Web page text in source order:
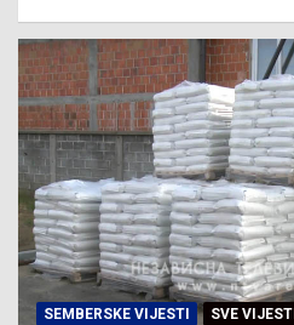
SEMBERSKE VIJESTI SVE VIJESTI